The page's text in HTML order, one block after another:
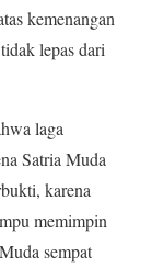
kemenangan
lepas dari
laga
Satria Muda
karena
memimpin
sempat